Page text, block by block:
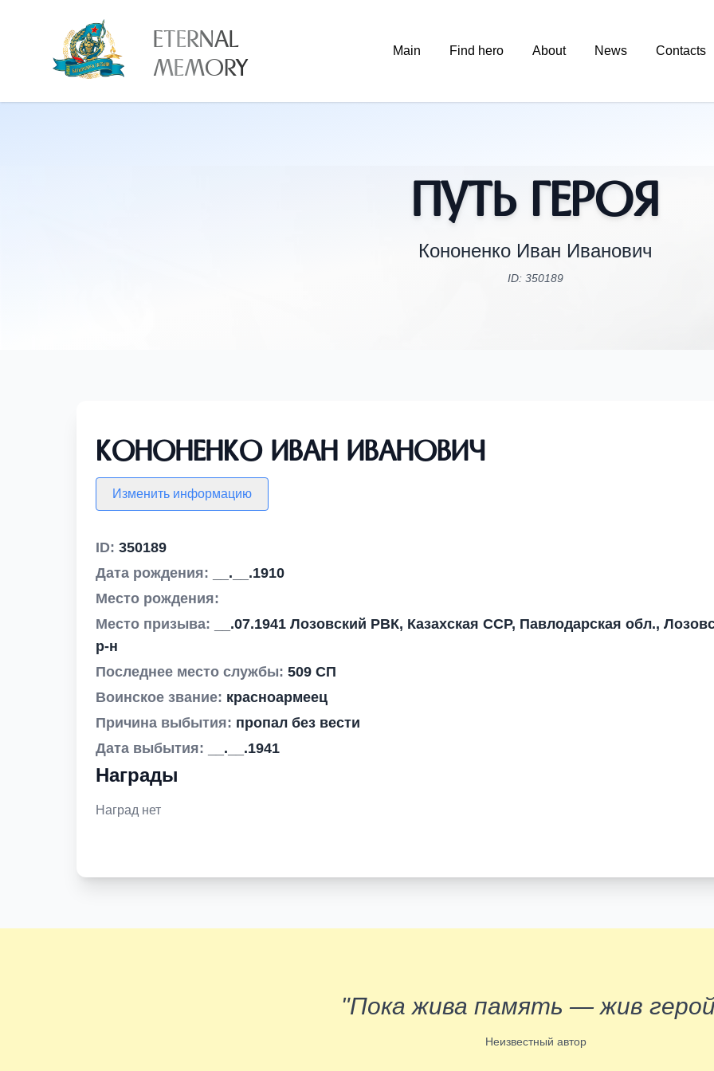
ETERNAL
MEMORY
Main Find hero About News Contacts
Путь Героя
Кононенко Иван Иванович
ID: 350189
Кононенко Иван Иванович
Изменить информацию
ID: 350189
Дата рождения:
__.__.1910
Место рождения:
Место призыва:
__.07.1941 Лозовский РВК, Казахская ССР, Павлодарская обл.,
р-н
Последнее место службы: 509 СП
Воинское звание: красноармеец
Причина выбытия: пропал без вести
Дата выбытия:
__.__.1941
Награды
Наград нет
"Пока жива память — жив
Неизвестный автор